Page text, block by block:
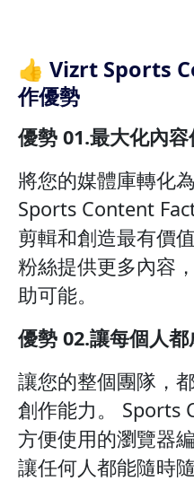
👍 Vizrt Sports
作優勢
優勢 01.最大化內
將您的媒體庫轉化
Sports Content
剪輯和創造最有價
粉絲提供更多內容
助可能。
優勢 02.讓每個人
讓您的整個團隊，
創作能力。 Sports
方便使用的瀏覽器
讓任何人都能隨時